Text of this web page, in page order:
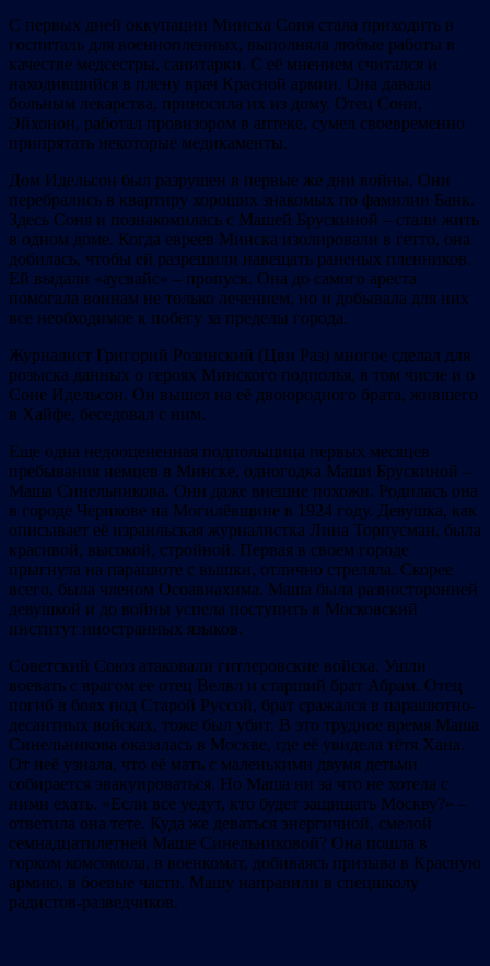
С первых дней оккупации Минска Соня стала приходить в
госпиталь для военнопленных, выполняла любые работы в
качестве медсестры, санитарки. С её мнением считался и
находившийся в плену врач Красной армии. Она давала
больным лекарства, приносила их из дому. Отец Сони,
Эйхонон, работал провизором в аптеке, сумел своевременно
припрятать некоторые медикаменты.
Дом Идельсон был разрушен в первые же дни войны. Они
перебрались в квартиру хороших знакомых по фамилии Банк.
Здесь Соня и познакомилась с Машей Брускиной – стали жить
в одном доме. Когда евреев Минска изолировали в гетто, она
добилась, чтобы ей разрешили навещать раненых пленников.
Ей выдали «аусвайс» – пропуск. Она до самого ареста
помогала воинам не только лечением, но и добывала для них
все необходимое к побегу за пределы города.
Журналист Григорий Розинский (Цви Раз) многое сделал для
розыска данных о героях Минского подполья, в том числе и о
Соне Идельсон. Он вышел на её двоюродного брата, жившего
в Хайфе, беседовал с ним.
Еще одна недооцененная подпольщица первых месяцев
пребывания немцев в Минске, одногодка Маши Брускиной –
Маша Синельникова. Они даже внешне похожи. Родилась она
в городе Черикове на Могилёвщине в 1924 году. Девушка, как
описывает её израильская журналистка Лина Торпусман, была
красивой, высокой, стройной. Первая в своем городе
прыгнула на парашюте с вышки, отлично стреляла. Скорее
всего, была членом Осоавиахима. Маша была разносторонней
девушкой и до войны успела поступить в Московский
институт иностранных языков.
Советский Союз атаковали гитлеровские войска. Ушли
воевать с врагом ее отец Велвл и старший брат Абрам. Отец
погиб в боях под Старой Руссой, брат сражался в парашютно-
десантных войсках, тоже был убит. В это трудное время Маша
Синельникова оказалась в Москве, где её увидела тётя Хана.
От неё узнала, что её мать с маленькими двумя детьми
собирается эвакуироваться. Но Маша ни за что не хотела с
ними ехать. «Если все уедут, кто будет защищать Москву?» –
ответила она тете. Куда же деваться энергичной, смелой
семнадцатилетней Маше Синельниковой? Она пошла в
горком комсомола, в военкомат, добиваясь призыва в Красную
армию, в боевые части. Машу направили в спецшколу
радистов-разведчиков.